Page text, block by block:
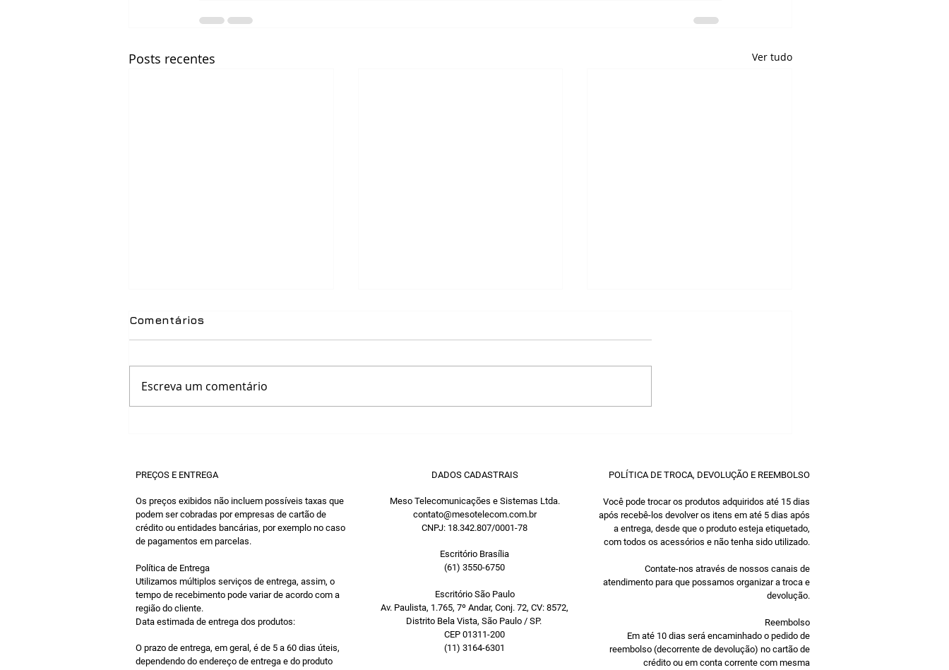
Posts recentes Ver tudo
não parem no caminho
Comentários
Escreva um comentário
PREÇOS E ENTREGA
Os preços exibidos não incluem possíveis taxas que
podem ser cobradas por empresas de cartão de
crédito ou entidades bancárias, por exemplo no caso
de pagamentos em parcelas.
Política de Entrega
Utilizamos múltiplos serviços de entrega, assim, o
tempo de recebimento pode variar de acordo com a
região do cliente.
Data estimada de entrega dos produtos:
O prazo de entrega, em geral, é de 5 a 60 dias úteis,
dependendo do endereço de entrega e do produto
DADOS CADASTRAIS
Meso Telecomunicações e Sistemas Ltda.
contato@mesotelecom.com.br
CNPJ: 18.342.807/0001-78
Escritório Brasília
(61) 3550-6750
Escritório São Paulo
Av. Paulista, 1.765, 7º Andar, Conj. 72, CV: 8572,
Distrito Bela Vista, São Paulo / SP.
CEP 01311-200
(11) 3164-6301
POLÍTICA DE TROCA, DEVOLUÇÃO E REEMBOLSO
Você pode trocar os produtos adquiridos até 15 dias
após recebê-los devolver os itens em até 5 dias após
a entrega, desde que o produto esteja etiquetado,
com todos os acessórios e não tenha sido utilizado.
Contate-nos através de nossos canais de
atendimento para que possamos organizar a troca e
devolução.
Reembolso
Em até 10 dias será encaminhado o pedido de
reembolso (decorrente de devolução) no cartão de
crédito ou em conta corrente com mesma